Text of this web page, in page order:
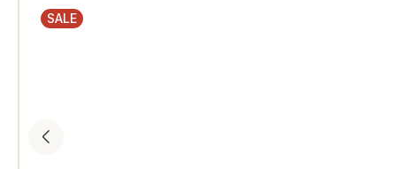
RABATT
SALE